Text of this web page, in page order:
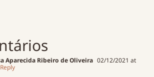
Aparecida Ribeiro de Oliveira 02/12/2021 at